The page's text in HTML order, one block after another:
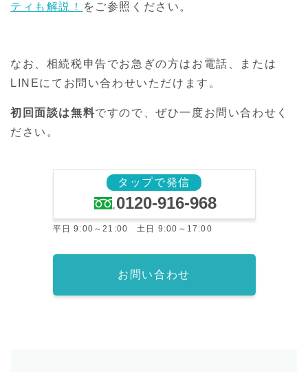
ティも解説！
をご参照ください。
なお、相続税申告でお急ぎの方はお電話、または
LINEにてお問い合わせいただけます。
初回面談は無料ですので、ぜひ一度お問い合わせく
ださい。
タップで発信
0120-916-968
平日 9:00～21:00 土日 9:00～17:00
お問い合わせ